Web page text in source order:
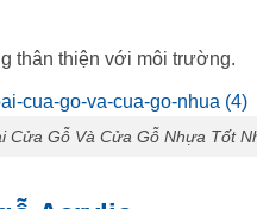
thân thiện với môi trường.
Cửa Gỗ Và Cửa Gỗ Nhựa Tốt